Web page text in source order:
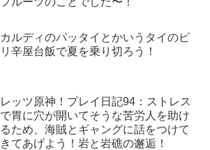
カルディのパッタイとかいうタイのピ
リ辛屋台飯で夏を乗り切ろう！
レッツ原神！プレイ日記94：ストレス
で胃に穴が開いてそうな苦労人を助け
るため、海賊とギャングに話をつけて
きてあげよう！岩と岩礁の邂逅！